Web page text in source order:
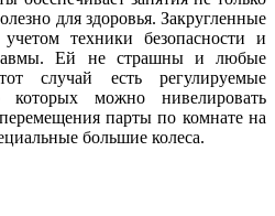
для здоровья. Закругленные
техники безопасности и
Ей не страшны и любые
случай есть регулируемые
можно нивелировать
парты по комнате на
большие колеса.